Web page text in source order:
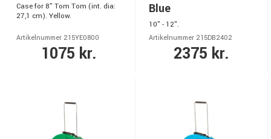
Case for 8" Tom Tom (int. dia:
27,1 cm). Yellow.
Artikelnummer 215YE0800
1075 kr.
Blue
10" - 12".
Artikelnummer 215DB2402
2375 kr.